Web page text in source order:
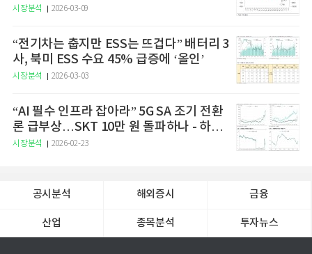
시장분석 2026-03-09
“전기차는 춥지만 ESS는 뜨겁다” 배터리 3
사, 북미 ESS 수요 45% 급증에 ‘올인’
시장분석 2026-03-03
“AI 필수 인프라 잡아라” 5G SA 조기 전환
론 급부상…SKT 10만 원 돌파하나 - 하나
증권
시장분석 2026-02-23
공시분석 해외증시 금융
산업 종목분석 투자뉴스